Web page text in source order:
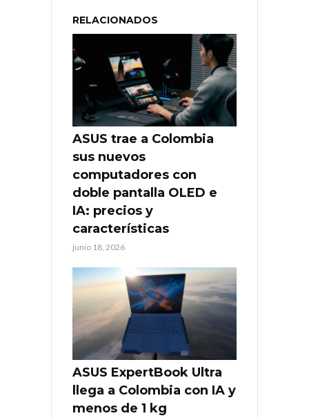
RELACIONADOS
ASUS trae a Colombia
sus nuevos
computadores con
doble pantalla OLED e
IA: precios y
características
junio 18, 2026
ASUS ExpertBook Ultra
llega a Colombia con IA y
menos de 1 kg